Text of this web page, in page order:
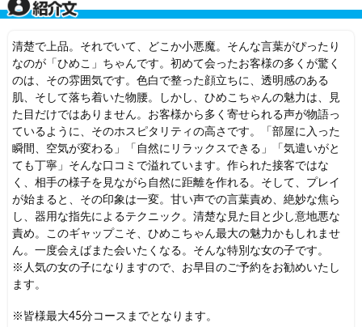
清楚で上品。それでいて、どこか小悪魔。そんな言葉がぴったり
なのが「ひめこ」ちゃんです。初めて会ったお客様の多くが驚く
のは、その雰囲気です。色白で整った顔立ちに、透明感のある
肌、そして落ち着いた物腰。しかし、ひめこちゃんの魅力は、見
た目だけではありません。お客様から多く寄せられる声が物語っ
ているように、そのホスピタリティの高さです。「部屋に入った
瞬間、空気が変わる」「自然にリラックスできる」「気遣いがと
ても丁寧」そんな口コミで溢れています。作られた接客ではな
く、相手の様子を見ながら自然に距離を作れる。そして、プレイ
が始まると、その印象は一変。甘い声での言葉責め、絶妙な焦ら
し、器用な指先によるテクニック。清楚な見た目と少し意地悪な
責め。このギャップこそ、ひめこちゃん最大の魅力かもしれませ
ん。一度会えばまた会いたくなる。そんな特別な女の子です。
※人気の女の子になりますので、お早目のご予約をお勧めいたし
ます。
※皆様最大45分コースまでとなります。